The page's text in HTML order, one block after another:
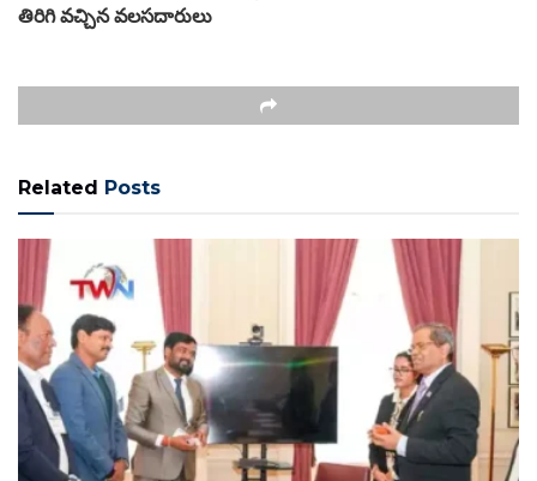
తిరిగి వచ్చిన వలసదారులు
Related Posts